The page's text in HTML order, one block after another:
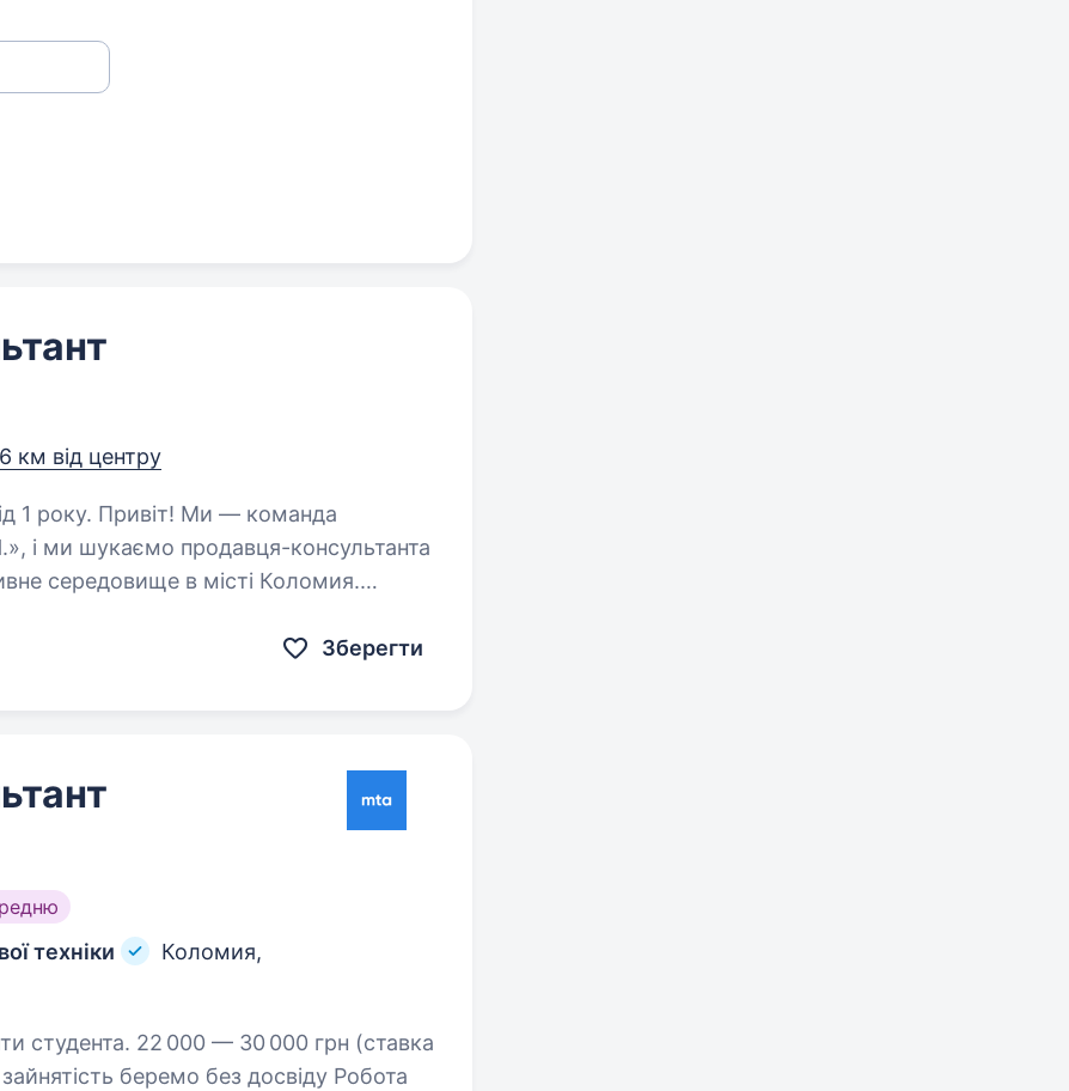
км від центру
— команда
і ми шукаємо продавця-консультанта
середовище в місті Коломия.
Зберегти
техніки
Коломия,
30 000 грн (ставка